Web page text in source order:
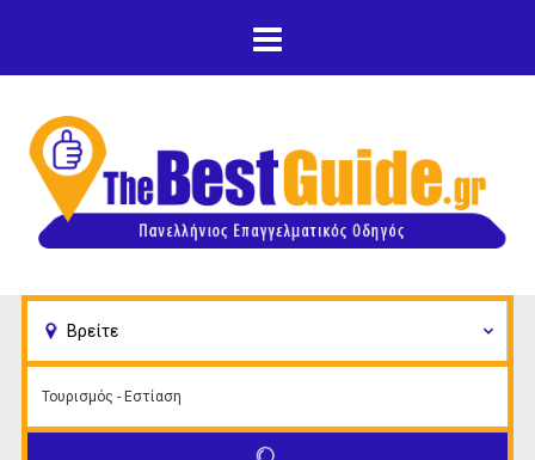
κυρίως περιεχόμενο